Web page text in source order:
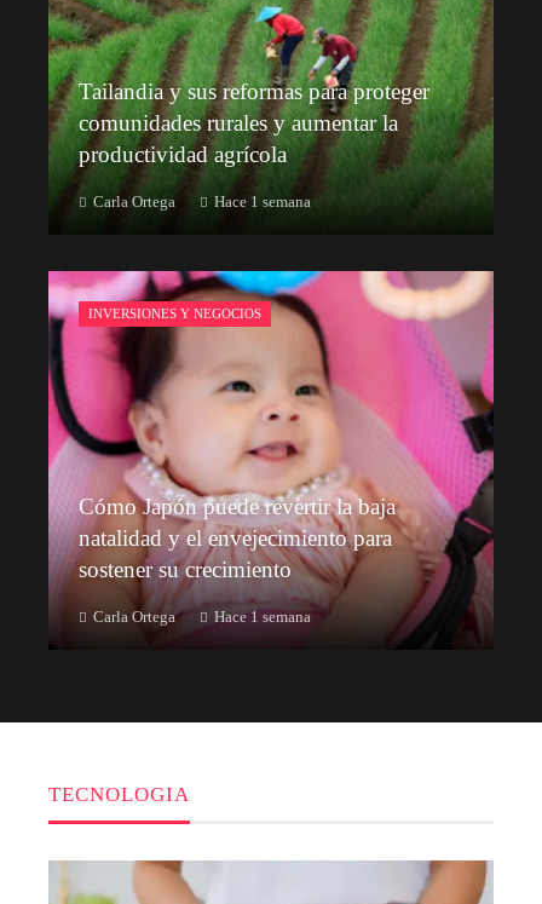
Tailandia y sus reformas para proteger
comunidades rurales y aumentar la
productividad agrícola
Carla Ortega Hace 1 semana
INVERSIONES Y NEGOCIOS
Cómo Japón puede revertir la baja
natalidad y el envejecimiento para
sostener su crecimiento
Carla Ortega Hace 1 semana
TECNOLOGIA